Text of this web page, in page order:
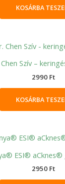
KOSÁRBA
Szív –
2990 Ft
KOSÁRBA
ESI® aCknes®
2950 Ft